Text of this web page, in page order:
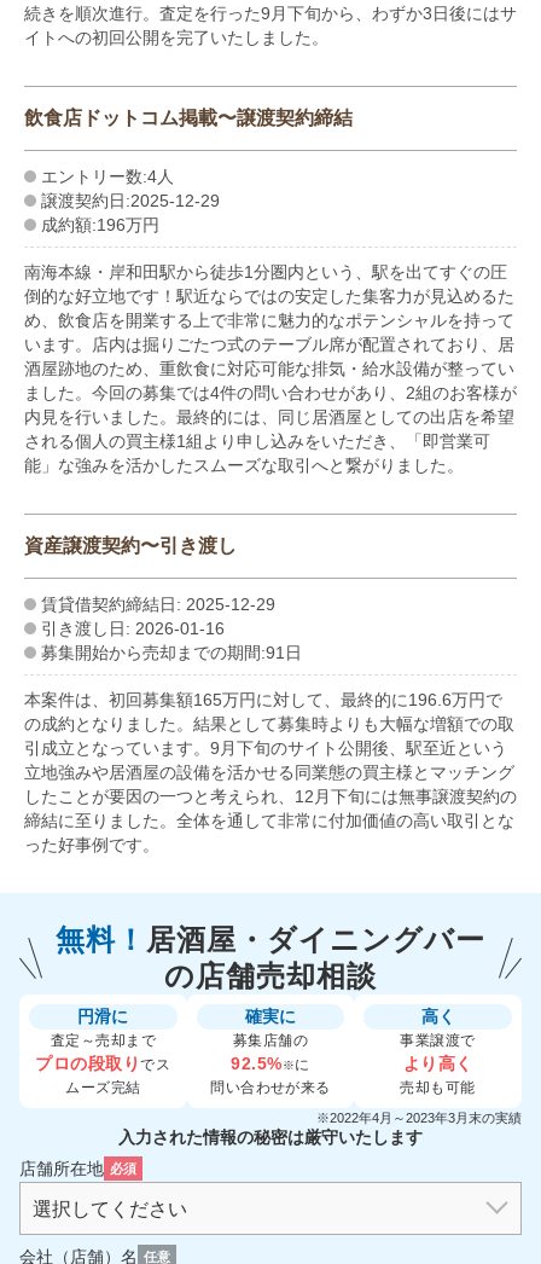
続きを順次進行。査定を行った9月下旬から、わずか3日後にはサ
イトへの初回公開を完了いたしました。
飲食店ドットコム掲載〜譲渡契約締結
エントリー数:4人
譲渡契約日:2025-12-29
成約額:196万円
南海本線・岸和田駅から徒歩1分圏内という、駅を出てすぐの圧
倒的な好立地です！駅近ならではの安定した集客力が見込めるた
め、飲食店を開業する上で非常に魅力的なポテンシャルを持って
います。店内は掘りごたつ式のテーブル席が配置されており、居
酒屋跡地のため、重飲食に対応可能な排気・給水設備が整ってい
ました。今回の募集では4件の問い合わせがあり、2組のお客様が
内見を行いました。最終的には、同じ居酒屋としての出店を希望
される個人の買主様1組より申し込みをいただき、「即営業可
能」な強みを活かしたスムーズな取引へと繋がりました。
資産譲渡契約〜引き渡し
賃貸借契約締結日: 2025-12-29
引き渡し日: 2026-01-16
募集開始から売却までの期間:91日
本案件は、初回募集額165万円に対して、最終的に196.6万円で
の成約となりました。結果として募集時よりも大幅な増額での取
引成立となっています。9月下旬のサイト公開後、駅至近という
立地強みや居酒屋の設備を活かせる同業態の買主様とマッチング
したことが要因の一つと考えられ、12月下旬には無事譲渡契約の
締結に至りました。全体を通して非常に付加価値の高い取引とな
った好事例です。
無料！ 居酒屋・ダイニングバー
の店舗売却相談
円滑に
査定～売却まで
プロの段取りでス
ムーズ完結
確実に
募集店舗の
92.5%※に
問い合わせが来る
高く
事業譲渡で
より高く
売却も可能
※2022年4月～2023年3月末の実績
入力された情報の秘密は厳守いたします
店舗所在地 必須
会社（店舗）名 任意